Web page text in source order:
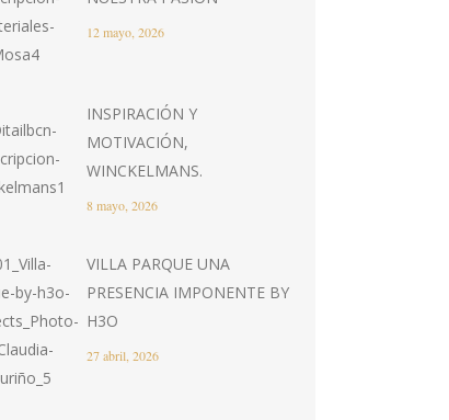
12 mayo, 2026
INSPIRACIÓN Y
MOTIVACIÓN,
WINCKELMANS.
8 mayo, 2026
VILLA PARQUE UNA
PRESENCIA IMPONENTE BY
H3O
27 abril, 2026